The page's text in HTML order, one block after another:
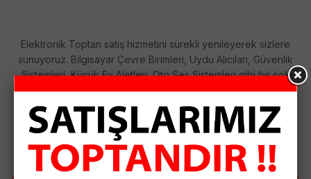
Elektronik Toptan satış hizmetini sürekli yenileyerek sizlere
sunuyoruz. Bilgisayar Çevre Birimleri, Uydu Alıcıları, Güvenlik
Sistemleri, Küçük Ev Aletleri, Oto Ses Sistemleri gibi bir çok
kategoride her geçen gün çeşitlerimizi arttırıyoruz. Size
sağladığımız bu çeşitlilik ile ihtiyaçlarınızı tek merkezden
karşılamanızı sağlıyoruz. Siparişlerinizi özenle hazırlayıp
anlaşmalı kargo firması ile hızlı bir şekilde size ulaştırıyoruz.